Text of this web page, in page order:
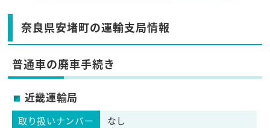
奈良県安堵町の運輸支局情報
普通車の廃車手続き
近畿運輸局
取り扱いナンバー なし